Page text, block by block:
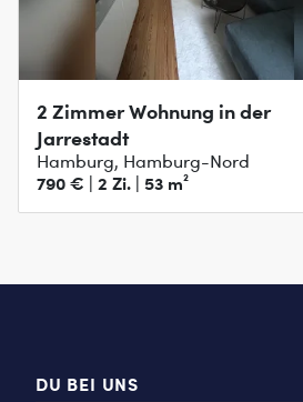
2 Zimmer Wohnung in der
Jarrestadt
Hamburg, Hamburg-Nord
790 € | 2 Zi. | 53 m²
DU BEI UNS